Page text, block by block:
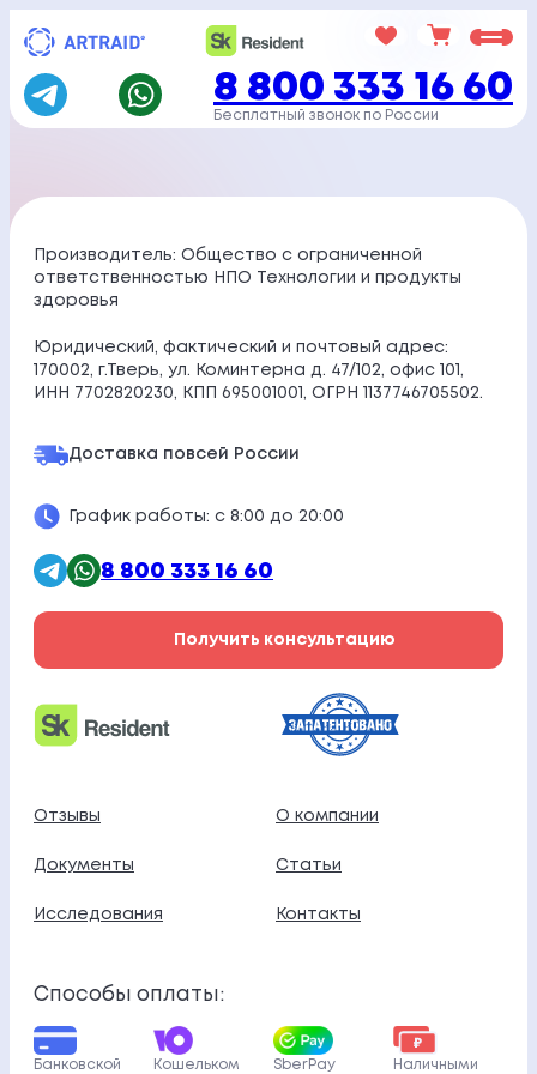
Перейти
содержимому
8 800 333 16 60
Бесплатный звонок по России
Производитель: Общество с ограниченной
ответственностью НПО Технологии и продукты
здоровья
Юридический, фактический и почтовый адрес:
170002, г.Тверь, ул. Коминтерна д. 47/102, офис 101,
ИНН 7702820230, КПП 695001001, ОГРН 1137746705502.
Доставка повсей России
График работы: с 8:00 до 20:00
8 800 333 16 60
Получить консультацию
Отзывы О компании
Документы Статьи
Исследования Контакты
Способы оплаты:
Банковской Кошельком SberPay Наличными